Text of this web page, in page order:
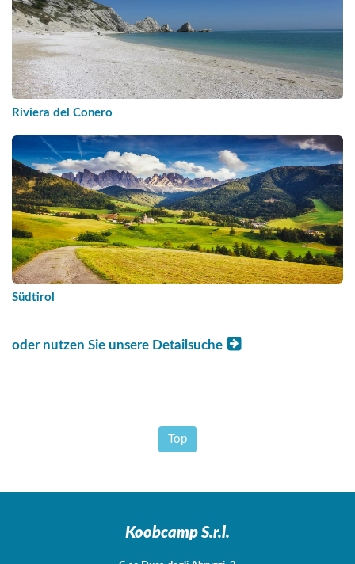
Riviera del Conero
Südtirol
oder nutzen Sie unsere Detailsuche
Top
Koobcamp S.r.l.